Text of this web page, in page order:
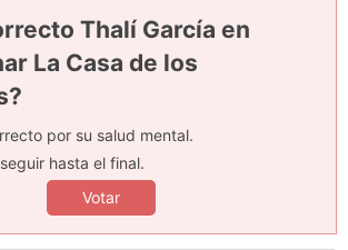
Thalí García en
La Casa de los
por su salud mental.
hasta el final.
Votar